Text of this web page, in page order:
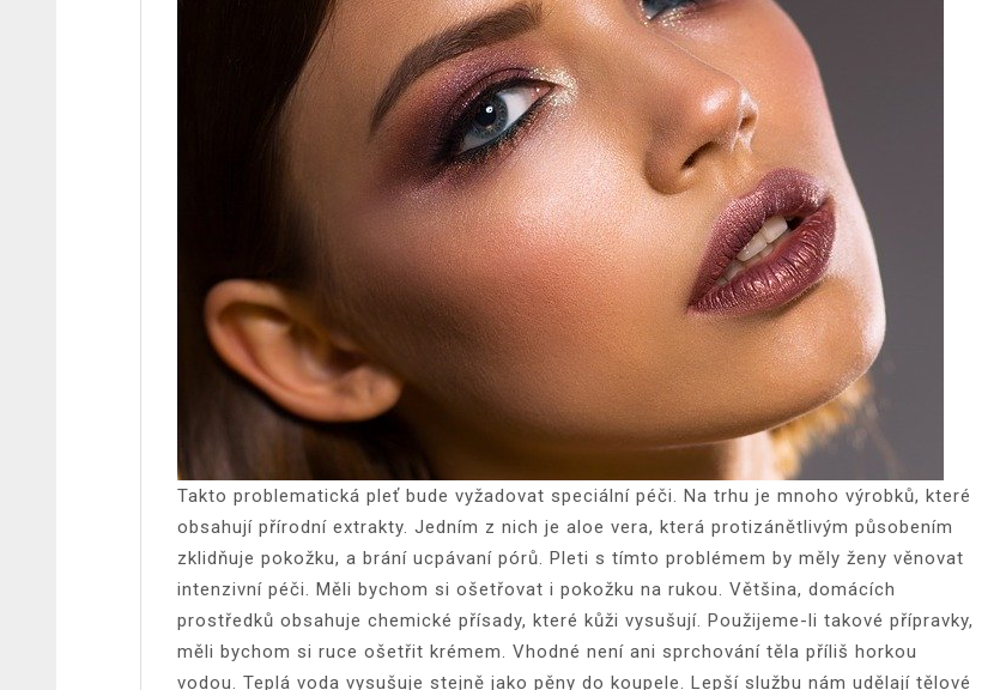
Takto problematická pleť bude vyžadovat speciální péči. Na trhu je mnoho výrobků, které
obsahují přírodní extrakty. Jedním z nich je aloe vera, která protizánětlivým působením
zklidňuje pokožku, a brání ucpávaní pórů. Pleti s tímto problémem by měly ženy věnovat
intenzivní péči. Měli bychom si ošetřovat i pokožku na rukou. Většina, domácích
prostředků obsahuje chemické přísady, které kůži vysušují. Použijeme-li takové přípravky,
měli bychom si ruce ošetřit krémem. Vhodné není ani sprchování těla příliš horkou
vodou. Teplá voda vysušuje stejně jako pěny do koupele. Lepší službu nám udělají tělové